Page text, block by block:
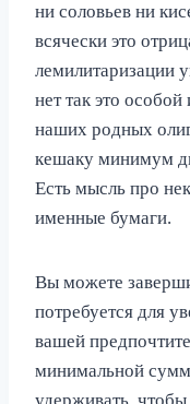
ни соловьев ни
всячески это
лемилитаризации
нет так это
наших родных
кешаку минимум
Есть мысль про
именные бумаги.
Вы можете
потребуется для
вашей
минимальной